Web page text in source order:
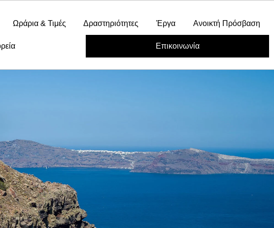
Ωράρια & Τιμές Δραστηριότητες Έργα Ανοικτή Πρόσβαση
Επικοινωνία